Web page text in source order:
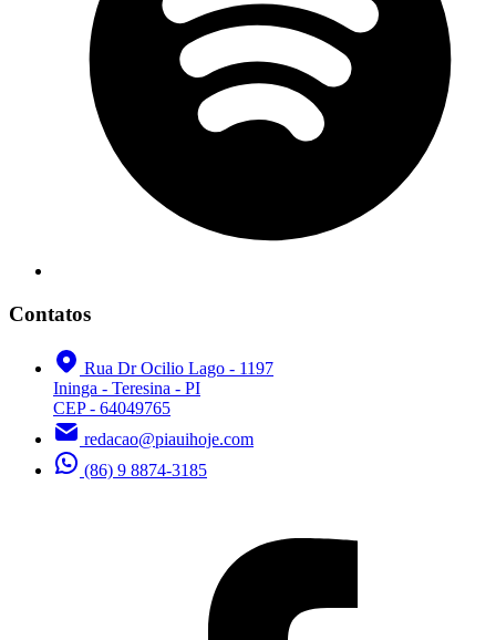
Contatos
Rua Dr Ocilio Lago - 1197
Ininga - Teresina - PI
CEP - 64049765
redacao@piauihoje.com
(86) 9 8874-3185